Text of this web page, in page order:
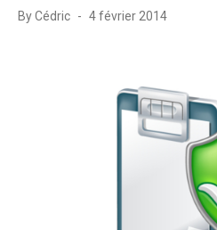
ByCédric
Posted
4 février 2014